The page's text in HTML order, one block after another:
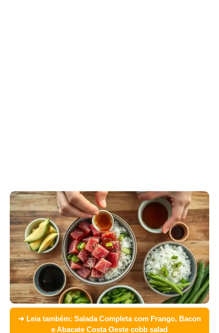
➜ Leia também: Salada Completa com Frango, Bacon
e Abacate Costa Oeste cobb salad